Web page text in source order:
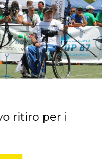
ritiro per i